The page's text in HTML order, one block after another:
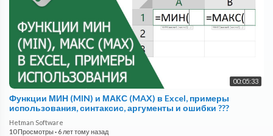
00:05:33
Функции МИН (MIN) и МАКС (MAX) в Excel, примеры
использования, синтаксис, аргументы и ошибки ???
Hetman Software
10 Просмотры· 6 лет тому назад